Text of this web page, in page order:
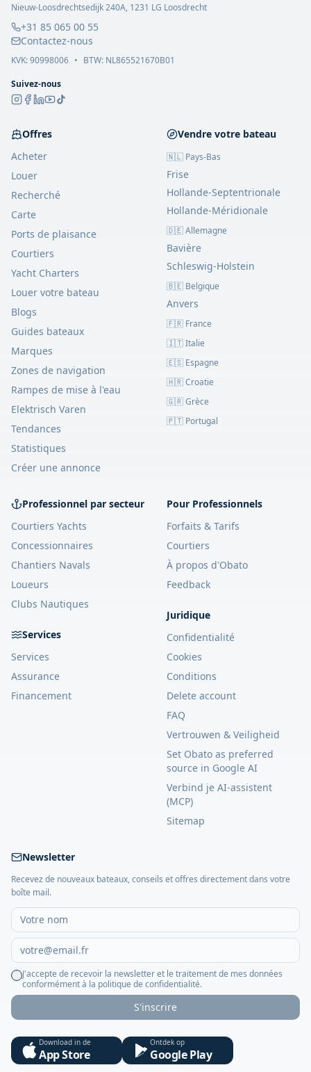
Nieuw-Loosdrechtsedijk 240A, 1231 LG Loosdrecht
+31 85 065 00 55
Contactez-nous
KVK:90998006 • BTW: NL865521670B01
Suivez-nous
Offres
Acheter
Louer
Recherché
Carte
Ports de plaisance
Courtiers
Yacht Charters
Louer votre bateau
Blogs
Guides bateaux
Marques
Zones de navigation
Rampes de mise à l'eau
Elektrisch Varen
Tendances
Statistiques
Créer une annonce
Vendre votre bateau
🇳🇱 Pays-Bas
Frise
Hollande-Septentrionale
Hollande-Méridionale
🇩🇪 Allemagne
Bavière
Schleswig-Holstein
🇧🇪 Belgique
Anvers
🇫🇷 France
🇮🇹 Italie
🇪🇸 Espagne
🇭🇷 Croatie
🇬🇷 Grèce
🇵🇹 Portugal
Professionnel par secteur
Courtiers Yachts
Concessionnaires
Chantiers Navals
Loueurs
Clubs Nautiques
Services
Services
Assurance
Financement
Pour Professionnels
Forfaits & Tarifs
Courtiers
À propos d'Obato
Feedback
Juridique
Confidentialité
Cookies
Conditions
Delete account
FAQ
Vertrouwen & Veiligheid
Set Obato as preferred
source in Google AI
Verbind je AI-assistent
(MCP)
Sitemap
Newsletter
Recevez de nouveaux bateaux, conseils et offres directement dans votre
boîte mail.
J'accepte de recevoir la newsletter et le traitement de mes données
conformément à la politique de confidentialité.
S'inscrire
Download in de
App Store
Ontdek op
Google Play